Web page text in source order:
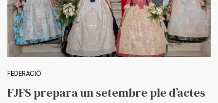
FEDERACIÓ
FJFS prepara un setembre ple d’actes